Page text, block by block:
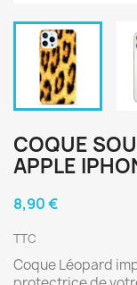
COQUE
APPLE
8,90 €
TTC
Coque Léopard